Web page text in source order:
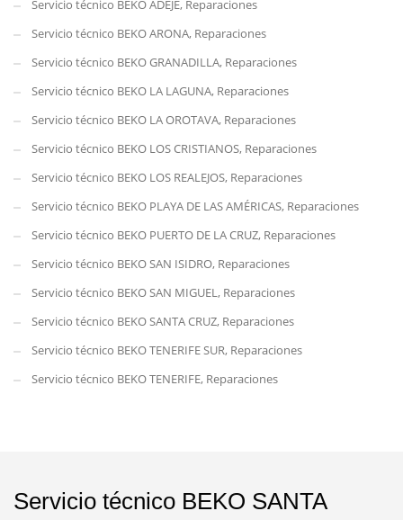
Servicio técnico BEKO ADEJE, Reparaciones
Servicio técnico BEKO ARONA, Reparaciones
Servicio técnico BEKO GRANADILLA, Reparaciones
Servicio técnico BEKO LA LAGUNA, Reparaciones
Servicio técnico BEKO LA OROTAVA, Reparaciones
Servicio técnico BEKO LOS CRISTIANOS, Reparaciones
Servicio técnico BEKO LOS REALEJOS, Reparaciones
Servicio técnico BEKO PLAYA DE LAS AMÉRICAS, Reparaciones
Servicio técnico BEKO PUERTO DE LA CRUZ, Reparaciones
Servicio técnico BEKO SAN ISIDRO, Reparaciones
Servicio técnico BEKO SAN MIGUEL, Reparaciones
Servicio técnico BEKO SANTA CRUZ, Reparaciones
Servicio técnico BEKO TENERIFE SUR, Reparaciones
Servicio técnico BEKO TENERIFE, Reparaciones
Servicio técnico BEKO SANTA